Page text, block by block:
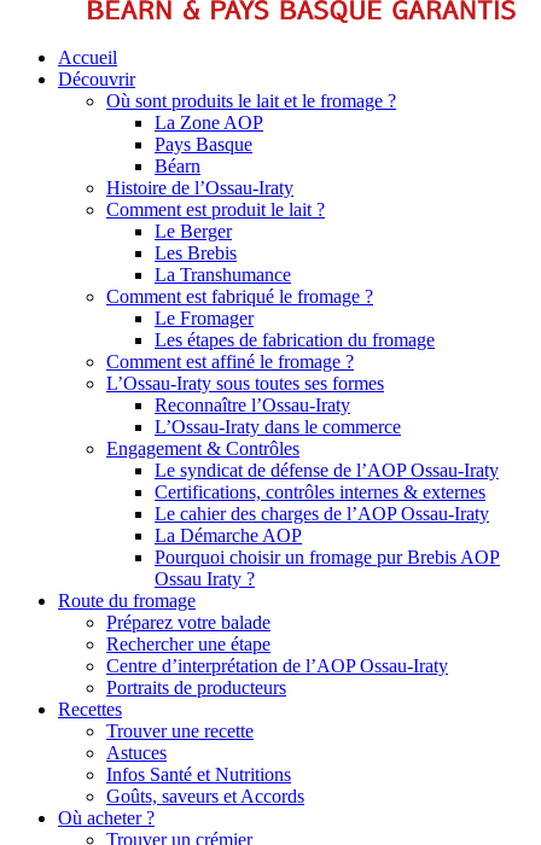
Accueil
Découvrir
Où sont produits le lait et le fromage ?
La Zone AOP
Pays Basque
Béarn
Histoire de l’Ossau-Iraty
Comment est produit le lait ?
Le Berger
Les Brebis
La Transhumance
Comment est fabriqué le fromage ?
Le Fromager
Les étapes de fabrication du fromage
Comment est affiné le fromage ?
L’Ossau-Iraty sous toutes ses formes
Reconnaître l’Ossau-Iraty
L’Ossau-Iraty dans le commerce
Engagement & Contrôles
Le syndicat de défense de l’AOP Ossau-Iraty
Certifications, contrôles internes & externes
Le cahier des charges de l’AOP Ossau-Iraty
La Démarche AOP
Pourquoi choisir un fromage pur Brebis AOP
Ossau Iraty ?
Route du fromage
Préparez votre balade
Rechercher une étape
Centre d’interprétation de l’AOP Ossau-Iraty
Portraits de producteurs
Recettes
Trouver une recette
Astuces
Infos Santé et Nutritions
Goûts, saveurs et Accords
Où acheter ?
Trouver un crémier